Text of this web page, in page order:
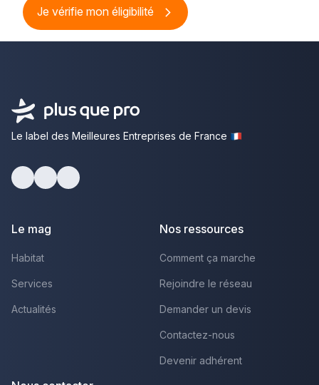
Je vérifie mon éligibilité
Le label des Meilleures Entreprises de France
Le mag
Habitat
Services
Actualités
Nos ressources
Comment ça marche
Rejoindre le réseau
Demander un devis
Contactez-nous
Devenir adhérent